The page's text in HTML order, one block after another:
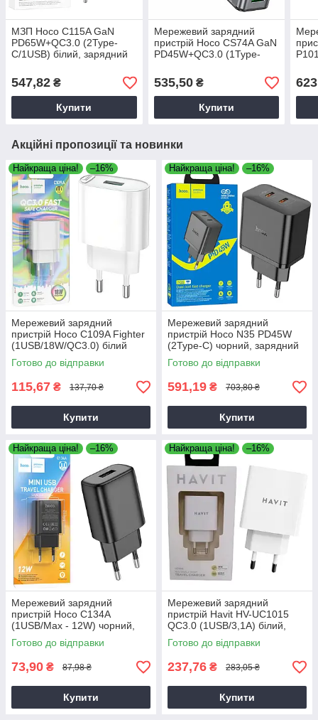
МЗП Hoco C115A GaN
PD65W+QC3.0 (2Type-
C/1USB) білий, зарядний
547,82 ₴
Купити
Мережевий зарядний
пристрій Hoco CS74A GaN
PD45W+QC3.0 (1Type-
535,50₴
Купити
Акційні пропозиції та новинки
Найкраща ціна! –16%
Мережевий зарядний
пристрій Hoco C109A Fighter
(1USB/18W/QC3.0) білий
Готово до відправки
115,67 ₴ 137,70 ₴
Купити
Найкраща ціна! –16%
Мережевий зарядний
пристрій Hoco N35 PD45W
(2Type-C) чорний, зарядний
блок
Готово до відправки
591,19 ₴ 703,80 ₴
Купити
Найкраща ціна! –16%
Мережевий зарядний
пристрій Hoco C134A
(1USB/Max - 12W) чорний,
зарядка для телефону,
зарядний пристрій для
телефону
Готово до відправки
73,90 ₴ 87,98 ₴
Купити
Найкраща ціна! –16%
Мережевий зарядний
пристрій Havit HV-UC1015
QC3.0 (1USB/3,1А) білий,
адаптер живлення
Готово до відправки
237,76 ₴ 283,05 ₴
Купити